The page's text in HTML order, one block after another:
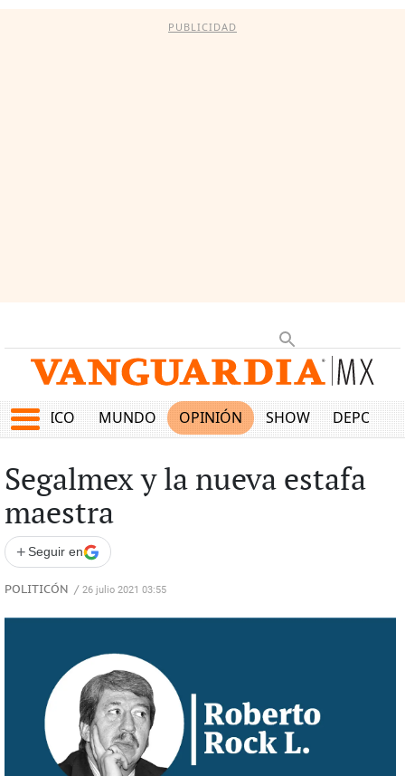
PUBLICIDAD
MÉXICO MUNDO OPINIÓN SHOW
Segalmex y la nueva estafa
maestra
+ Seguir en
POLITICÓN / 26 julio 2021 03:55